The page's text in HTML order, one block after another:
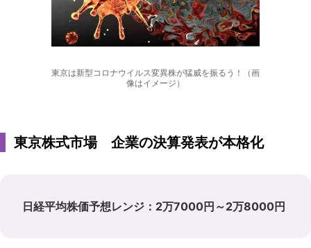
東京は新型コロナウイルス変異株が猛威を振るう！（画
像はイメージ）
東京株式市場 企業の決算発表が本格化
日経平均株価予想レンジ：2万7000円～2万8000円